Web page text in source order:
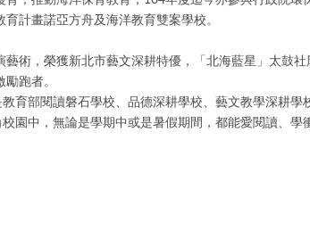
計畫諾亞方舟及海洋教育雙案學校。
術，榮獲新北市藝文深耕特優，「北海藍星」太鼓
跑者。
育部閱讀磐石學校、品德深耕學校、藝文教學深耕
園中，無論是學期中或是暑假期間，都能愛閱讀、